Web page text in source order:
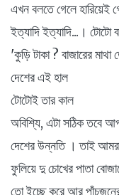
এখন বলতে গেলে
ইত্যাদি ইত্যাদি...। টোটো
'কুড়ি টাকা ? বাজারের
দেশের এই হাল
টোটোই তার কাল
অবিশ্যি, এটা সঠিক তবে
দেশের উন্নতি । তাই
ফুলিয়ে দু চোখের পাতা
তো ইচ্ছে করে আর